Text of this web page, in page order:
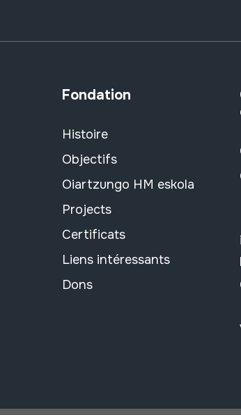
Fondation
Histoire
Objectifs
Oiartzungo HM eskola
Projects
Certificats
Liens intéressants
Dons